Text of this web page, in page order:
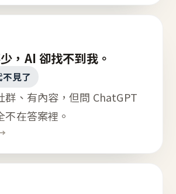
，AI 卻找不到我。
不見了
群、有內容，但問 ChatGPT
在答案裡。